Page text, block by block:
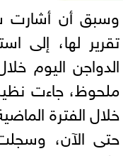
وسبق أن أشارت
تقرير لها، إلى
الدواجن اليوم
ملحوظ، جاءت
خلال الفترة
حتى الآن،